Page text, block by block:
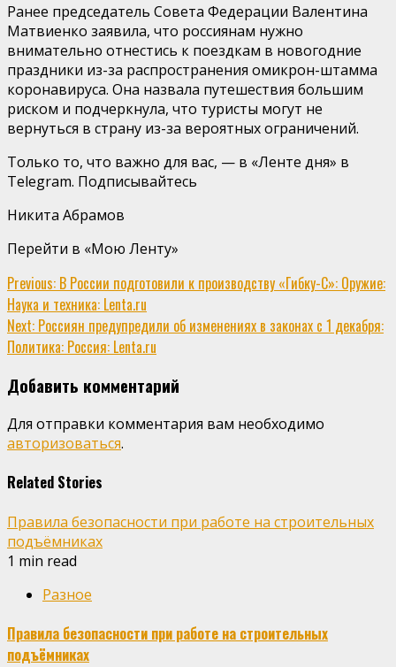
Ранее председатель Совета Федерации Валентина
Матвиенко заявила, что россиянам нужно
внимательно отнестись к поездкам в новогодние
праздники из-за распространения омикрон-штамма
коронавируса. Она назвала путешествия большим
риском и подчеркнула, что туристы могут не
вернуться в страну из-за вероятных ограничений.
Только то, что важно для вас, — в «Ленте дня» в
Telegram. Подписывайтесь
Никита Абрамов
Перейти в «Мою Ленту»
Continue
Reading
Previous: В России подготовили к производству «Гибку-С»: Оружие:
Наука и техника: Lenta.ru
Next: Россиян предупредили об изменениях в законах с 1 декабря:
Политика: Россия: Lenta.ru
Добавить комментарий
Для отправки комментария вам необходимо
авторизоваться.
Related Stories
Правила безопасности при работе на строительных
подъёмниках
1 min read
Разное
Правила безопасности при работе на строительных
подъёмниках